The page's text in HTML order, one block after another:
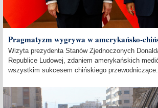
Pragmatyzm wygrywa w amerykańsko-
Wizyta prezydenta Stanów Zjednoczonych
Republice Ludowej, zdaniem amerykańskich
wszystkim sukcesem chińskiego